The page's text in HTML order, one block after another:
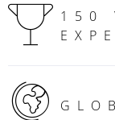
150